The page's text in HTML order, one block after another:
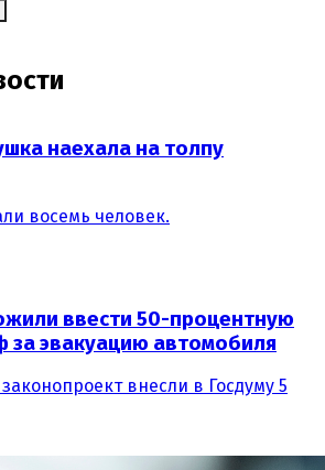
наехала на толпу
восемь человек.
ввести 50-процентную
за эвакуацию автомобиля
внесли в Госдуму 5